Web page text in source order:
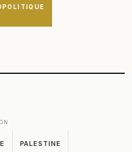
PALESTINE